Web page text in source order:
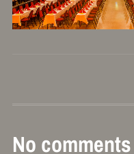
No comments